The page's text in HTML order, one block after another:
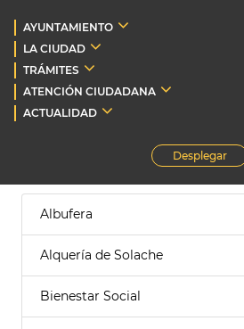
AYUNTAMIENTO
LA CIUDAD
TRÁMITES
ATENCIÓN CIUDADANA
ACTUALIDAD
Desplegar
Albufera
Alquería de Solache
Bienestar Social